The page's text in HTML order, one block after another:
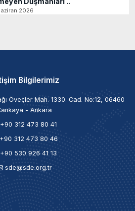
2026
Bilgilerimiz
Öveçler Mah. 1330. Cad. No:12, 06460
- Ankara
+90 312 473 80 41
312 473 80 46
+90 530 926 41 13
sde@sde.org.tr